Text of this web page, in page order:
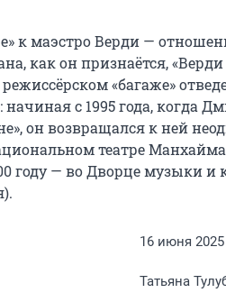
к маэстро Верди —
как он признаётся,
«багаже»
начиная с 1995 года, когда
он возвращался к ней
театре
году — во Дворце музыки и
16 июня 2025
Татьяна